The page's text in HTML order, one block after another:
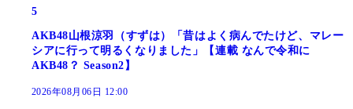
5
AKB48山根涼羽（すずは）「昔はよく病んでたけど、マレー
シアに行って明るくなりました」【連載 なんで令和に
AKB48？ Season2】
2026年08月06日 12:00